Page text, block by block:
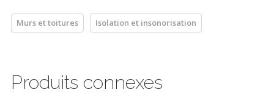
Murs et toitures Isolation et insonorisation
Produits connexes